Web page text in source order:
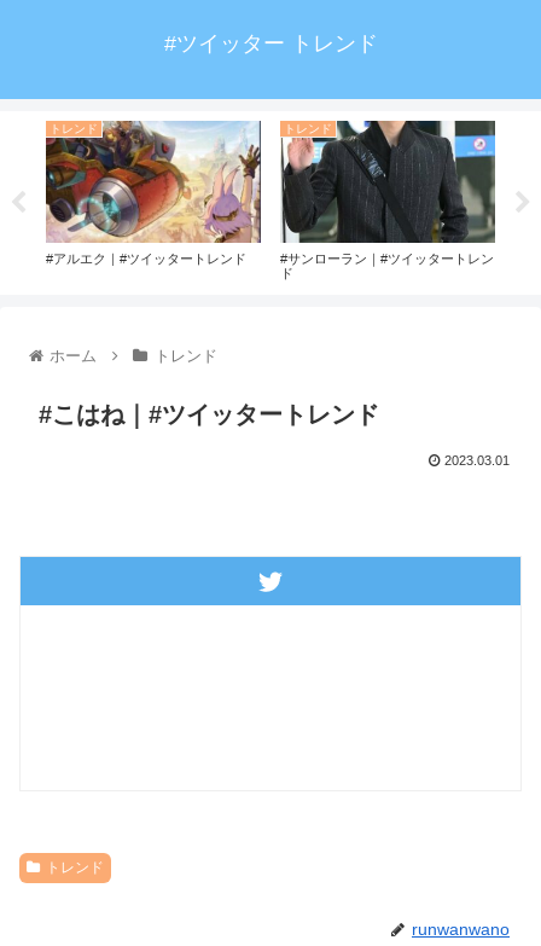
#ツイッター トレンド
トレンド
#アルエク｜#ツイッタートレンド
トレンド
#サンローラン｜#ツイッタートレン
ド
ホーム トレンド
#こはね｜#ツイッタートレンド
2023.03.01
トレンド
runwanwano